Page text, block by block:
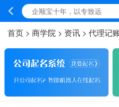
首页 > 商学院 > 资讯 > 代理记